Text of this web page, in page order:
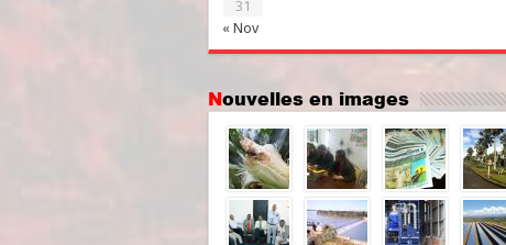
« Nov
31
Nouvelles en images